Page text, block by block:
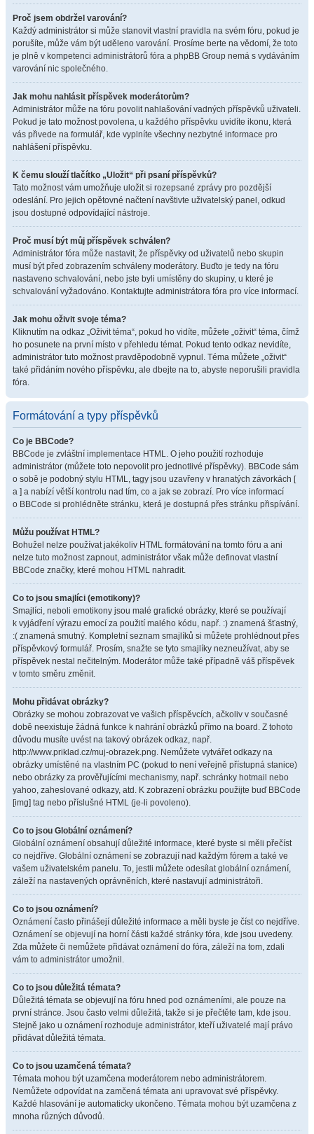
Proč jsem obdržel varování?
Každý administrátor si může stanovit vlastní pravidla na svém fóru, pokud je
porušíte, může vám být uděleno varování. Prosíme berte na vědomí, že toto
je plně v kompetenci administrátorů fóra a phpBB Group nemá s vydáváním
varování nic společného.
Jak mohu nahlásit příspěvek moderátorům?
Administrátor může na fóru povolit nahlašování vadných příspěvků uživateli.
Pokud je tato možnost povolena, u každého příspěvku uvidíte ikonu, která
vás přivede na formulář, kde vyplníte všechny nezbytné informace pro
nahlášení příspěvku.
K čemu slouží tlačítko „Uložit“ při psaní příspěvků?
Tato možnost vám umožňuje uložit si rozepsané zprávy pro pozdější
odeslání. Pro jejich opětovné načtení navštivte uživatelský panel, odkud
jsou dostupné odpovídající nástroje.
Proč musí být můj příspěvek schválen?
Administrátor fóra může nastavit, že příspěvky od uživatelů nebo skupin
musí být před zobrazením schváleny moderátory. Buďto je tedy na fóru
nastaveno schvalování, nebo jste byli umístěny do skupiny, u které je
schvalování vyžadováno. Kontaktujte administrátora fóra pro více informací.
Jak mohu oživit svoje téma?
Kliknutím na odkaz „Oživit téma“, pokud ho vidíte, můžete „oživit“ téma, čímž
ho posunete na první místo v přehledu témat. Pokud tento odkaz nevidíte,
administrátor tuto možnost pravděpodobně vypnul. Téma můžete „oživit“
také přidáním nového příspěvku, ale dbejte na to, abyste neporušili pravidla
fóra.
Formátování a typy příspěvků
Co je BBCode?
BBCode je zvláštní implementace HTML. O jeho použití rozhoduje
administrátor (můžete toto nepovolit pro jednotlivé příspěvky). BBCode sám
o sobě je podobný stylu HTML, tagy jsou uzavřeny v hranatých závorkách [
a ] a nabízí větší kontrolu nad tím, co a jak se zobrazí. Pro více informací
o BBCode si prohlédněte stránku, která je dostupná přes stránku přispívání.
Můžu používat HTML?
Bohužel nelze používat jakékoliv HTML formátování na tomto fóru a ani
nelze tuto možnost zapnout, administrátor však může definovat vlastní
BBCode značky, které mohou HTML nahradit.
Co to jsou smajlíci (emotikony)?
Smajlíci, neboli emotikony jsou malé grafické obrázky, které se používají
k vyjádření výrazu emocí za použití malého kódu, např. :) znamená šťastný,
:( znamená smutný. Kompletní seznam smajlíků si můžete prohlédnout přes
příspěvkový formulář. Prosím, snažte se tyto smajlíky nezneužívat, aby se
příspěvek nestal nečitelným. Moderátor může také případně váš příspěvek
v tomto směru změnit.
Mohu přidávat obrázky?
Obrázky se mohou zobrazovat ve vašich příspěvcích, ačkoliv v současné
době neexistuje žádná funkce k nahrání obrázků přímo na board. Z tohoto
důvodu musíte uvést na takový obrázek odkaz, např.
http://www.priklad.cz/muj-obrazek.png. Nemůžete vytvářet odkazy na
obrázky umístěné na vlastním PC (pokud to není veřejně přístupná stanice)
nebo obrázky za prověřujícími mechanismy, např. schránky hotmail nebo
yahoo, zaheslované odkazy, atd. K zobrazení obrázku použijte buď BBCode
[img] tag nebo příslušné HTML (je-li povoleno).
Co to jsou Globální oznámení?
Globální oznámení obsahují důležité informace, které byste si měli přečíst
co nejdříve. Globální oznámení se zobrazují nad každým fórem a také ve
vašem uživatelském panelu. To, jestli můžete odesílat globální oznámení,
záleží na nastavených oprávněních, které nastavují administrátoři.
Co to jsou oznámení?
Oznámení často přinášejí důležité informace a měli byste je číst co nejdříve.
Oznámení se objevují na horní části každé stránky fóra, kde jsou uvedeny.
Zda můžete či nemůžete přidávat oznámení do fóra, záleží na tom, zdali
vám to administrátor umožnil.
Co to jsou důležitá témata?
Důležitá témata se objevují na fóru hned pod oznámeními, ale pouze na
první stránce. Jsou často velmi důležitá, takže si je přečtěte tam, kde jsou.
Stejně jako u oznámení rozhoduje administrátor, kteří uživatelé mají právo
přidávat důležitá témata.
Co to jsou uzamčená témata?
Témata mohou být uzamčena moderátorem nebo administrátorem.
Nemůžete odpovídat na zamčená témata ani upravovat své příspěvky.
Každé hlasování je automaticky ukončeno. Témata mohou být uzamčena z
mnoha různých důvodů.